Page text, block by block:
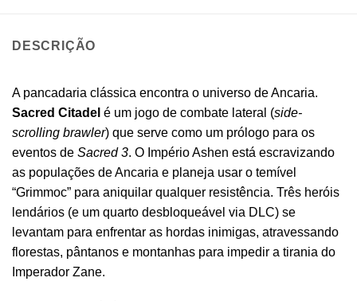
DESCRIÇÃO
A pancadaria clássica encontra o universo de Ancaria.
Sacred Citadel é um jogo de combate lateral (side-
scrolling brawler) que serve como um prólogo para os
eventos de Sacred 3. O Império Ashen está escravizando
as populações de Ancaria e planeja usar o temível
“Grimmoc” para aniquilar qualquer resistência. Três heróis
lendários (e um quarto desbloqueável via DLC) se
levantam para enfrentar as hordas inimigas, atravessando
florestas, pântanos e montanhas para impedir a tirania do
Imperador Zane.